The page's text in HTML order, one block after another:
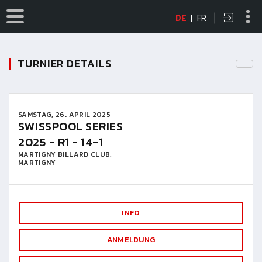
DE | FR
TURNIER DETAILS
SAMSTAG, 26. APRIL 2025
SWISSPOOL SERIES
2025 - R1 - 14-1
MARTIGNY BILLARD CLUB,
MARTIGNY
INFO
ANMELDUNG